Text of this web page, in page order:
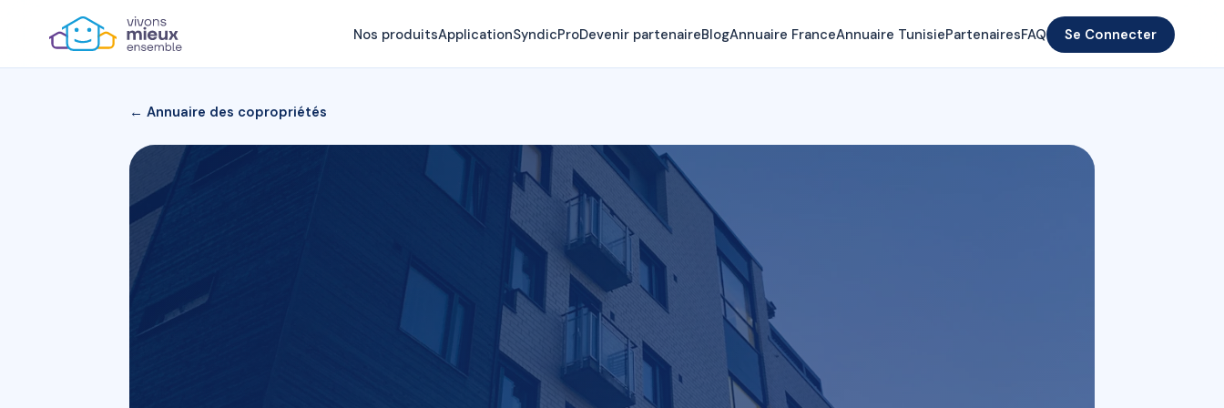
Nos produitsApplicationSyndicProDevenir partenaireBlogAnnuaire FranceAnnuaire TunisiePartenairesFAQ Se Connecter
← Annuaire des copropriétés